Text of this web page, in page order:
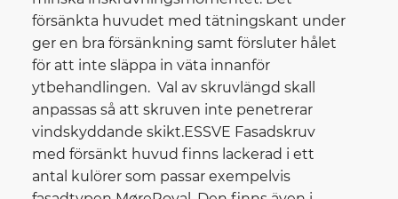
försänkta huvudet med tätningskant under
ger en bra försänkning samt försluter hålet
för att inte släppa in väta innanför
ytbehandlingen. Val av skruvlängd skall
anpassas så att skruven inte penetrerar
vindskyddande skikt.ESSVE Fasadskruv
med försänkt huvud finns lackerad i ett
antal kulörer som passar exempelvis